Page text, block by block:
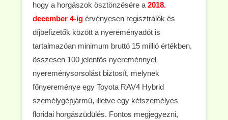
hogy a horgászok ösztönzésére a 2018.
december 4-ig érvényesen regisztrálók és
díjbefizetők között a nyereményadót is
tartalmazóan minimum bruttó 15 millió értékben,
összesen 100 jelentős nyereménnyel
nyereménysorsolást biztosít, melynek
főnyereménye egy Toyota RAV4 Hybrid
személygépjármű, illetve egy kétszemélyes
floridai horgászüdülés. Fontos megjegyezni,